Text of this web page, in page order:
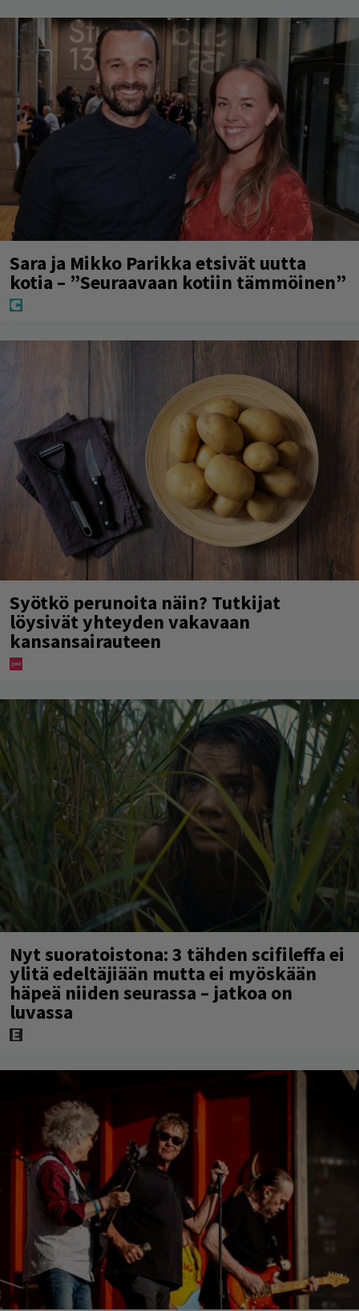
Sara ja Mikko Parikka etsivät uutta
kotia – ”Seuraavaan kotiin tämmöinen”
Syötkö perunoita näin? Tutkijat
löysivät yhteyden vakavaan
kansansairauteen
Nyt suoratoistona: 3 tähden scifileffa ei
ylitä edeltäjiään mutta ei myöskään
häpeä niiden seurassa – jatkoa on
luvassa